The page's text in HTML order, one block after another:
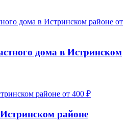
от
дома в Истринском
от 400 ₽
районе